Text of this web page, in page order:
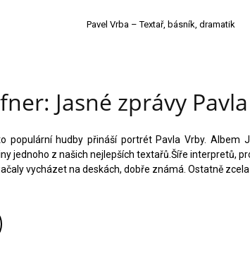
Pavel Vrba – Textař, básník, dramatik
Jasné zprávy
populární hudby přináší portrét Pavla Vrby. Albem
jednoho z našich nejlepších textařů.Šíře interpretů,
vycházet na deskách, dobře známá. Ostatně